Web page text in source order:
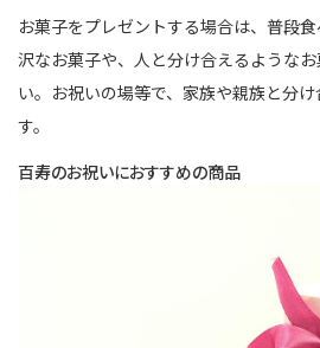
お菓子をプレゼントする場合は、普段
沢なお菓子や、人と分け合えるような
い。お祝いの場等で、家族や親族と分
す。
百寿のお祝いにおすすめの商品